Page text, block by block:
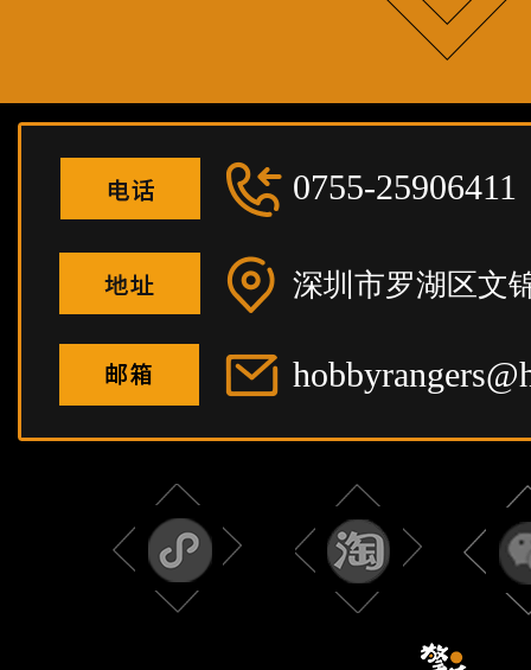
0755-25906411
深圳市罗湖区文